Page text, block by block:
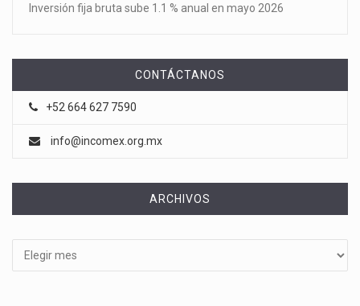
Inversión fija bruta sube 1.1 % anual en mayo 2026
CONTÁCTANOS
+52 664 627 7590
info@incomex.org.mx
ARCHIVOS